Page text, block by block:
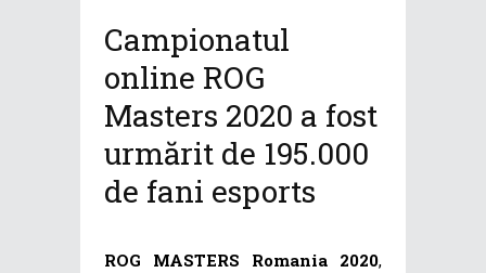
Campionatul
online ROG
Masters 2020 a fost
urmărit de 195.000
de fani esports
ROG MASTERS Romania 2020,